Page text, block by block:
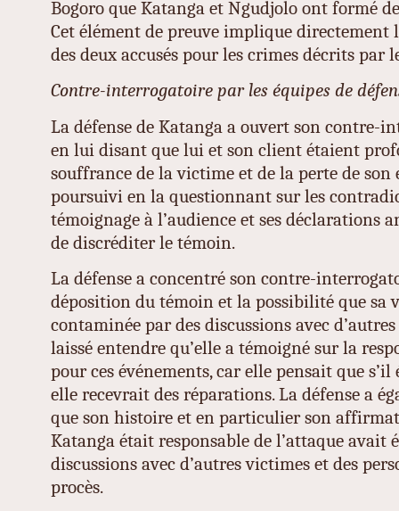
Bogoro que Katanga et Ngudjolo ont formé
Cet élément de preuve implique directement
des deux accusés pour les crimes décrits par
Contre-interrogatoire par les équipes de
La défense de Katanga a ouvert son contre-
en lui disant que lui et son client étaient
souffrance de la victime et de la perte de
poursuivi en la questionnant sur les
témoignage à l’audience et ses déclarations
de discréditer le témoin.
La défense a concentré son contre-
déposition du témoin et la possibilité que sa
contaminée par des discussions avec
laissé entendre qu’elle a témoigné sur la
pour ces événements, car elle pensait que
elle recevrait des réparations. La défense a
que son histoire et en particulier son
Katanga était responsable de l’attaque avait
discussions avec d’autres victimes et des
procès.